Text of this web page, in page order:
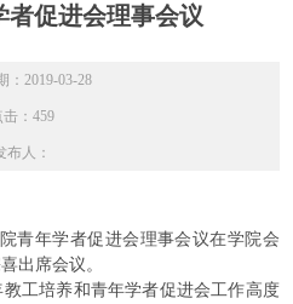
者促进会理事会议
：2019-03-28
击： 459
布人：
青年学者促进会理事会议在学院会
出席会议。
工培养和青年学者促进会工作高度